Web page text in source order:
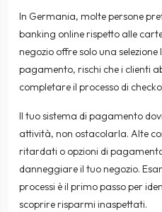
In Germania, molte persone
banking online rispetto alle
negozio offre solo una
pagamento, rischi che i clienti
completare il processo di
Il tuo sistema di pagamento
attività, non ostacolarla. Alte
ritardati o opzioni di
danneggiare il tuo negozio.
processi è il primo passo per
scoprire risparmi inaspettati.